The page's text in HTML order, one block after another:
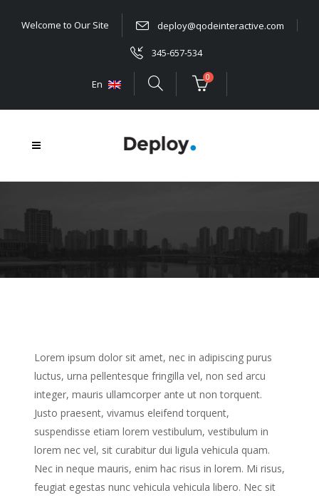
Welcome to Our Site deploy@qodeinteractive.com
345-657-534
En
0
Lorem ipsum dolor sit amet, nec in adipiscing purus
luctus, urna pellentesque fringilla vel, non sed arcu
integer, mauris ullamcorper ante ut non torquent.
Justo praesent, vivamus eleifend torquent,
suspendisse etiam lorem vestibulum, vestibulum in
lorem nec vel, sit curabitur dui ligula vehicula quam.
Nec in neque mauris, enim hac risus in lorem. Mi risus,
feugiat egestas nunc vehicula vehicula libero. Nec sit